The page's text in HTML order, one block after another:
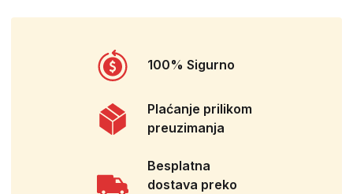
100% Sigurno
Plaćanje prilikom
preuzimanja
Besplatna
dostava preko